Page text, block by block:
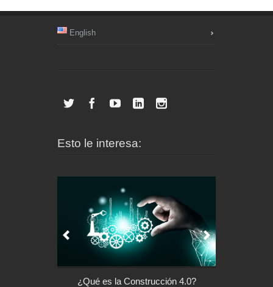
English
Esto le interesa:
¿Qué es la Construcción 4.0?